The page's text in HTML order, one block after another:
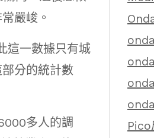
嚴峻。
這一數據只有城
分的統計數
多人的調
Pico